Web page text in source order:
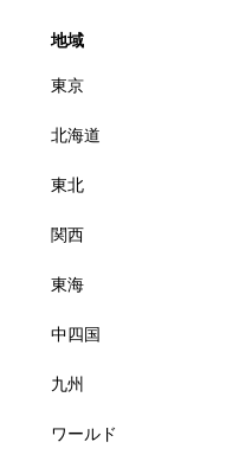
地域
東京
北海道
東北
関西
東海
中四国
九州
ワールド